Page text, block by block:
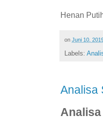
Henan
on Juni 10,
Labels:
Analisa
Analisa